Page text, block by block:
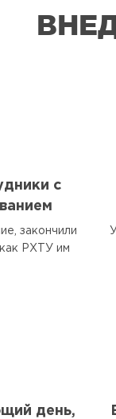
с
закончили
РХТУ им
день,